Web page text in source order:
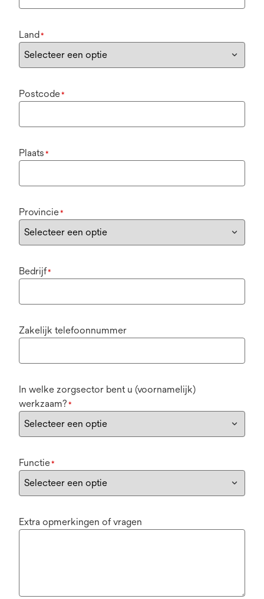
Land*
Postcode*
Plaats *
Provincie*
Bedrijf*
Zakelijk telefoonnummer
In welke zorgsector bent u (voornamelijk)
werkzaam? *
Functie*
Extra opmerkingen of vragen